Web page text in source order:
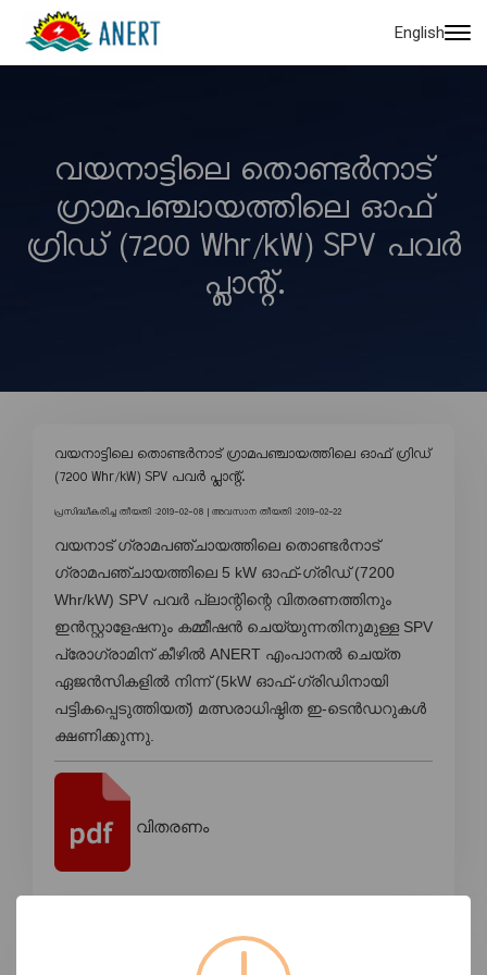
English
വയനാട്ടിലെ തൊണ്ടർനാട്
ഗ്രാമപഞ്ചായത്തിലെ ഓഫ്
ഗ്രിഡ് (7200 Whr/kW) SPV പവർ
പ്ലാന്റ്.
വയനാട്ടിലെ തൊണ്ടർനാട് ഗ്രാമപഞ്ചായത്തിലെ ഓഫ് ഗ്രിഡ്
(7200 Whr/kW) SPV പവർ പ്ലാന്റ്.
പ്രസിദ്ധീകരിച്ച തീയതി :2019-02-08 | അവസാന തീയതി :2019-02-22
വയനാട് ഗ്രാമപഞ്ചായത്തിലെ തൊണ്ടർനാട്
ഗ്രാമപഞ്ചായത്തിലെ 5 kW ഓഫ്-ഗ്രിഡ് (7200
Whr/kW) SPV പവർ പ്ലാന്റിന്റെ വിതരണത്തിനും
ഇൻസ്റ്റാളേഷനും കമ്മീഷൻ ചെയ്യുന്നതിനുമുള്ള SPV
പ്രോഗ്രാമിന് കീഴിൽ ANERT എംപാനൽ ചെയ്ത
ഏജൻസികളിൽ നിന്ന് (5kW ഓഫ്-ഗ്രിഡിനായി
പട്ടികപ്പെടുത്തിയത്) മത്സരാധിഷ്ഠിത ഇ-ടെൻഡറുകൾ
ക്ഷണിക്കുന്നു.
വിതരണം